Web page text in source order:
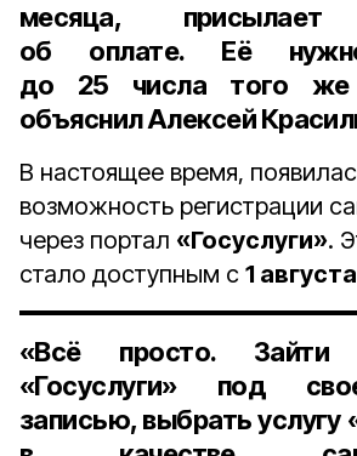
месяца, присылает
об оплате. Её
до 25 числа того же
объяснил Алексей
В настоящее время,
возможность регистрации
через портал «Госуслуги».
стало доступным с 1
«Всё просто. Зайти
«Госуслуги» под
записью, выбрать услугу